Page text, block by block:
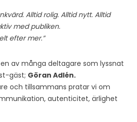
Alltid rolig. Alltid nytt. Alltid
med publiken.
efter mer.”
av många deltagare som lyssnat
gäst; Göran Adlén.
och tillsammans pratar vi om
autenticitet, ärlighet